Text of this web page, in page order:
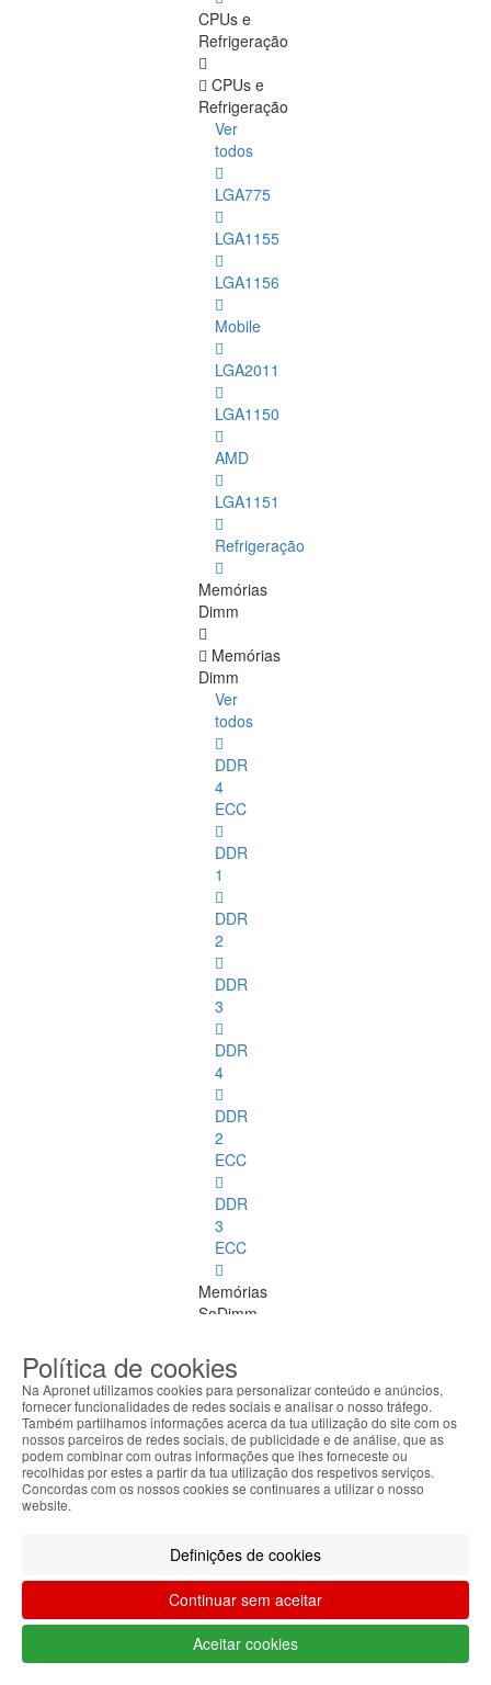
CPUs e
Refrigeração
CPUs e
Refrigeração
Ver
todos
LGA775
LGA1155
LGA1156
Mobile
LGA2011
LGA1150
AMD
LGA1151
Refrigeração
Memórias
Dimm
Memórias
Dimm
Ver
todos
DDR
4
ECC
DDR
1
DDR
2
DDR
3
DDR
4
DDR
2
ECC
DDR
3
ECC
Memórias
SoDimm
SoDimm
Ver
todos
DDR1
DDR3
DDR4
SDRAM
Política de cookies
Na Apronet utilizamos cookies para personalizar conteúdo e anúncios,
fornecer funcionalidades de redes sociais e analisar o nosso tráfego.
Também partilhamos informações acerca da tua utilização do site com os
nossos parceiros de redes sociais, de publicidade e de análise, que as
podem combinar com outras informações que lhes forneceste ou
recolhidas por estes a partir da tua utilização dos respetivos serviços.
Concordas com os nossos cookies se continuares a utilizar o nosso
website.
Definições de cookies
Continuar sem aceitar
Aceitar cookies